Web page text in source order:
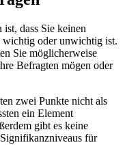
dass Sie keinen
wichtig oder unwichtig ist.
Sie möglicherweise
Befragten mögen oder
zwei Punkte nicht als
ein Element
gibt es keine
für